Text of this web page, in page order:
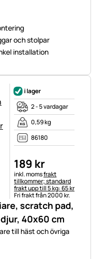
och stolpar
installation
scratch pad,
40x60 cm
till häst och övriga
i lager
2 - 5 vardagar
0,59 kg
86180
189 kr
Skatteinformation:
inkl. momsfrakt
tillkommer; standard
frakt upp till 5 kg: 65 kr
Fri frakt från 2000 kr.